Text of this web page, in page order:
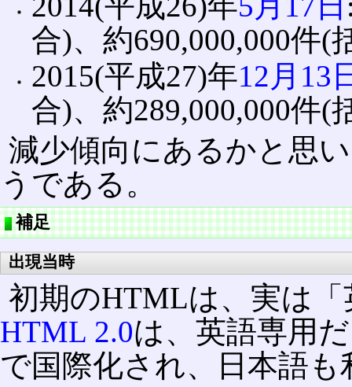
合)、約690,000,000件(
2015(平成27)年12月13
合)、約289,000,000件(
減少傾向にあるかと思
うである。
補足
出現当時
初期のHTMLは、実は
HTML 2.0は、英語専用
で国際化され、日本語